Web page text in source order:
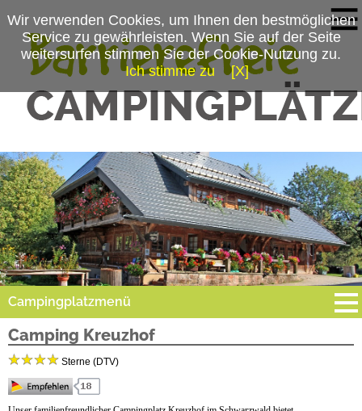
Campingplatzmenü
Platzdaten
Anfahrt
Camping Kreuzhof
Sterne (DTV)
Wir verwenden Cookies, um Ihnen den bestmöglichen
Service zu gewährleisten. Wenn Sie auf der Seite
weitersurfen stimmen Sie der Cookie-Nutzung zu.
Ich stimme zu
[X]